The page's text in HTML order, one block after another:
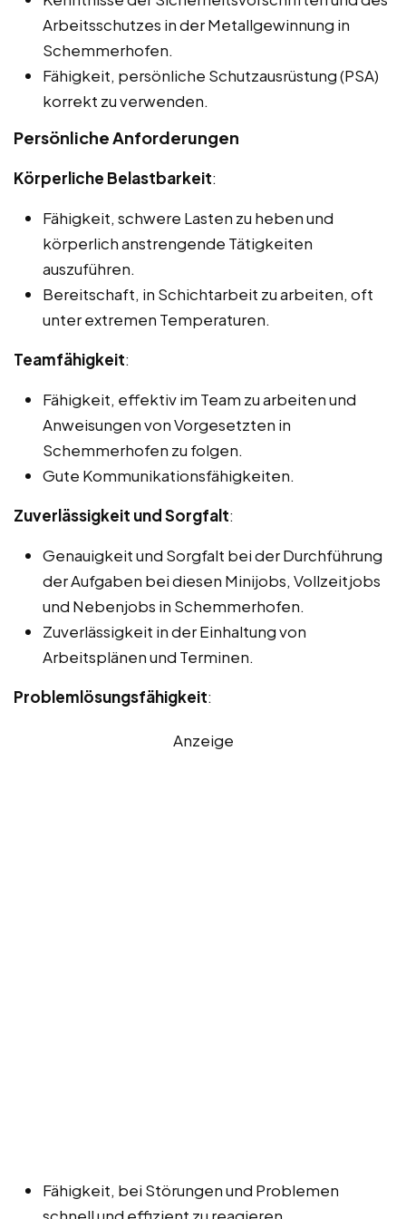
Arbeitsschutzes in der Metallgewinnung in
Schemmerhofen.
Fähigkeit, persönliche Schutzausrüstung (PSA)
korrekt zu verwenden.
Persönliche Anforderungen
Körperliche Belastbarkeit:
Fähigkeit, schwere Lasten zu heben und
körperlich anstrengende Tätigkeiten
auszuführen.
Bereitschaft, in Schichtarbeit zu arbeiten, oft
unter extremen Temperaturen.
Teamfähigkeit:
Fähigkeit, effektiv im Team zu arbeiten und
Anweisungen von Vorgesetzten in
Schemmerhofen zu folgen.
Gute Kommunikationsfähigkeiten.
Zuverlässigkeit und Sorgfalt:
Genauigkeit und Sorgfalt bei der Durchführung
der Aufgaben bei diesen Minijobs, Vollzeitjobs
und Nebenjobs in Schemmerhofen.
Zuverlässigkeit in der Einhaltung von
Arbeitsplänen und Terminen.
Problemlösungsfähigkeit:
Anzeige
Fähigkeit, bei Störungen und Problemen
schnell und effizient zu reagieren.